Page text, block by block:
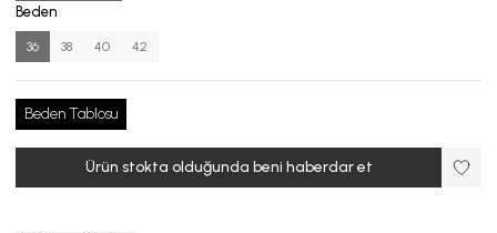
Beden
36 38 40 42
Beden Tablosu
Ürün stokta olduğunda beni haberdar et